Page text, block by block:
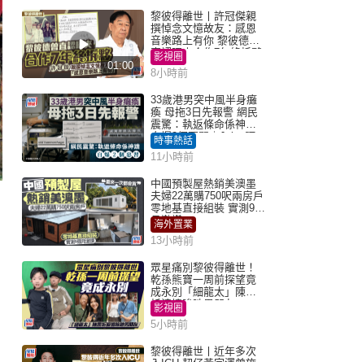
01:00
黎彼得離世丨許冠傑親
撰悼念文憶故友：感恩
音樂路上有你 黎彼德曾
直認唔夾合作7年終拆夥
影視圈
8小時前
33歲港男突中風半身癱
瘓 母拖3日先報警 網民
震驚：執返條命係神蹟
自爆2個惡習｜Juicy叮
時事熱話
11小時前
中國預製屋熱銷美澳墨
夫婦22萬購750呎兩房戶
零地基直接組裝 實測9個
月激讚
海外置業
13小時前
眾星痛別黎彼得離世！
乾孫熊寶一周前探望竟
成永別「細龍太」陳思
圻淚憶唉吔男朋友
影視圈
5小時前
黎彼得離世丨近年多次